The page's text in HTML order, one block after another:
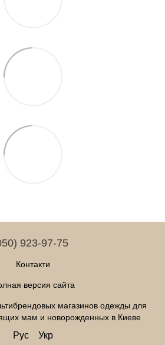
923-97-75
Контакти
версия сайта
магазинов одежды для
мам и новорожденных в Киеве
Рус Укр